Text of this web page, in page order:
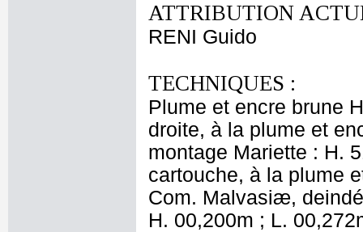
ATTRIBUTION
RENI Guido
TECHNIQUES :
Plume et encre brune
droite, à la plume et
montage Mariette : H.
cartouche, à la plume
Com. Malvasiæ,
H. 00,200m ; L.